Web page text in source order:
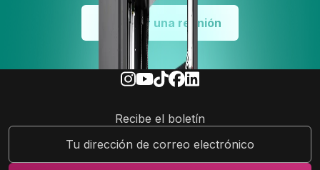
Reservar una reunión
Recibe el boletín